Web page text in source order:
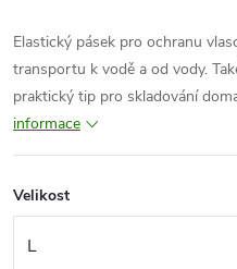
Elastický pásek pro ochranu
transportu k vodě a od vody.
praktický tip pro skladování
informace
Velikost